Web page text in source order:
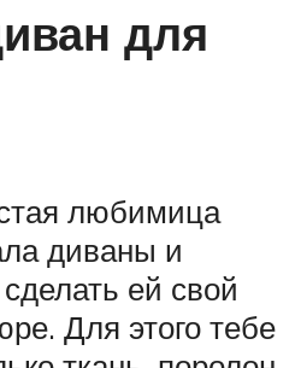
для
любимица
диваны и
ей свой
Для этого тебе